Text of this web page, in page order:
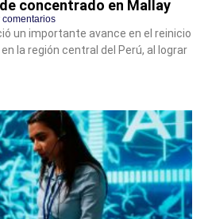
concentrado en Mallay
un importante avance en el reinicio
la región central del Perú, al lograr